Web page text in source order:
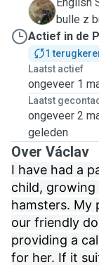
U
bulle z
Actief in de
1
Laatst actief
ongeveer 1
Laatst
ongeveer 2
geleden
Over Václav
I have had a
child,
hamsters. My
our friendly
providing a
for her. If it